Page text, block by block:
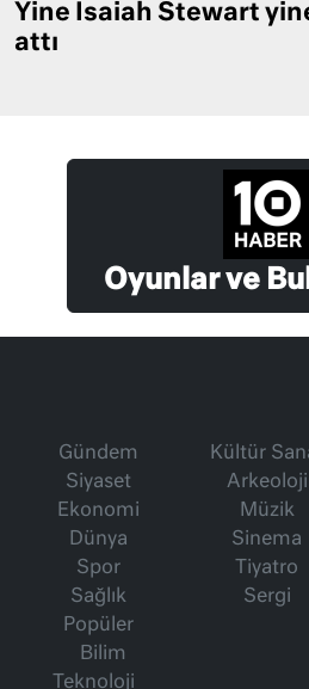
Yine Isaiah Stewart
attı
Oyunlar ve
Gündem
Siyaset
Ekonomi
Dünya
Spor
Sağlık
Popüler
Bilim
Teknoloji
Kültür
Arkeoloji
Müzik
Sinema
Tiyatro
Sergi